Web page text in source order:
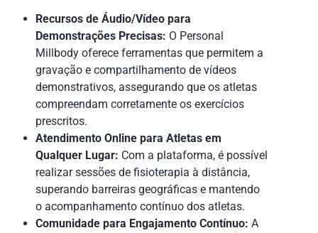
Recursos de Áudio/Vídeo para
Demonstrações Precisas: O Personal
Millbody oferece ferramentas que permitem a
gravação e compartilhamento de vídeos
demonstrativos, assegurando que os atletas
compreendam corretamente os exercícios
prescritos.
Atendimento Online para Atletas em
Qualquer Lugar: Com a plataforma, é possível
realizar sessões de fisioterapia à distância,
superando barreiras geográficas e mantendo
o acompanhamento contínuo dos atletas.
Comunidade para Engajamento Contínuo: A